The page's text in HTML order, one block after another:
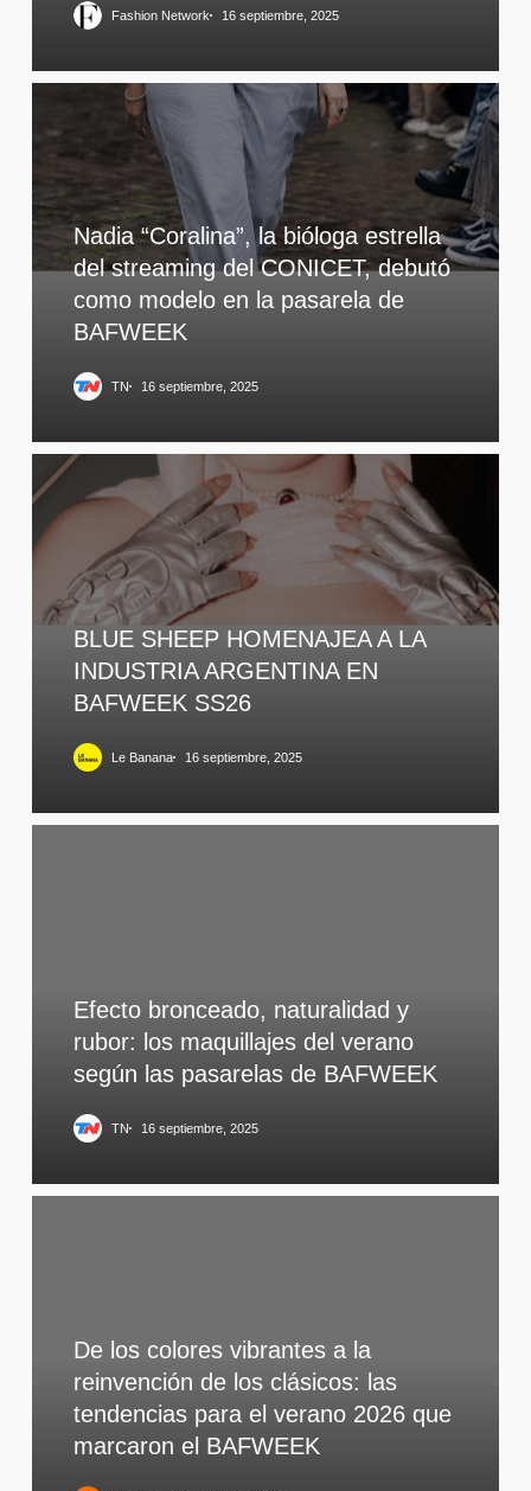
Fashion Network 16 septiembre, 2025
Nadia “Coralina”, la bióloga estrella
del streaming del CONICET, debutó
como modelo en la pasarela de
BAFWEEK
TN 16 septiembre, 2025
BLUE SHEEP HOMENAJEA A LA
INDUSTRIA ARGENTINA EN
BAFWEEK SS26
Le Banana 16 septiembre, 2025
Efecto bronceado, naturalidad y
rubor: los maquillajes del verano
según las pasarelas de BAFWEEK
TN 16 septiembre, 2025
De los colores vibrantes a la
reinvención de los clásicos: las
tendencias para el verano 2026 que
marcaron el BAFWEEK